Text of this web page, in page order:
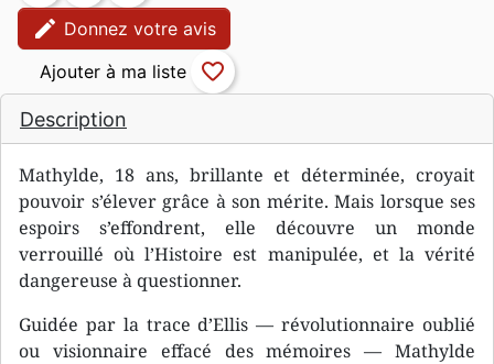
Description
Mathylde, 18 ans, brillante et déterminée, croyait
pouvoir s’élever grâce à son mérite. Mais lorsque ses
espoirs s’effondrent, elle découvre un monde
verrouillé où l’Histoire est manipulée, et la vérité
dangereuse à questionner.
Guidée par la trace d’Ellis — révolutionnaire oublié
ou visionnaire effacé des mémoires — Mathylde
edit Donnez votre avis
favorite_border